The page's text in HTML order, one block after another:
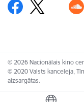
© 2026 Nacionālais kino
© 2020 Valsts kanceleja,
aizsargātas.